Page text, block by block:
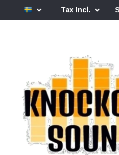
Tax Incl.